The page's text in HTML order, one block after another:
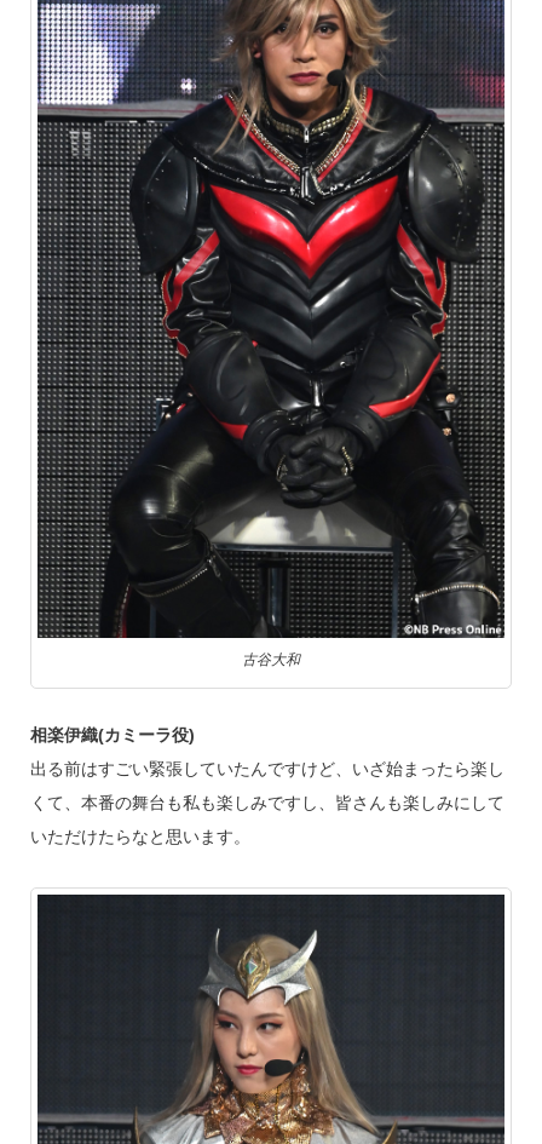
古谷大和
相楽伊織(カミーラ役)
出る前はすごい緊張していたんですけど、いざ始まったら楽し
くて、本番の舞台も私も楽しみですし、皆さんも楽しみにして
いただけたらなと思います。